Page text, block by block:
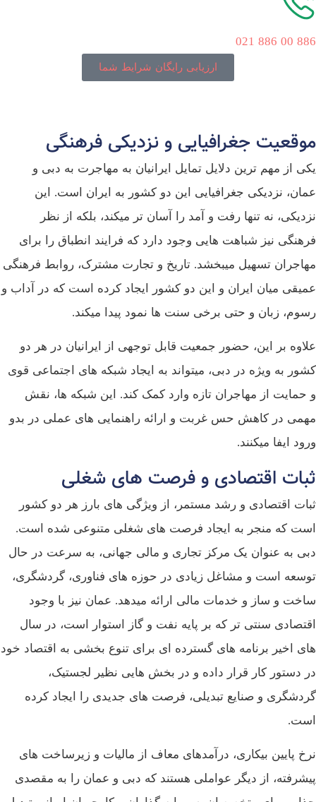
886 00 886 021
ارزیابی رایگان شرایط شما
موقعیت جغرافیایی و نزدیکی فرهنگی
یکی از مهم‌ ترین دلایل تمایل ایرانیان به مهاجرت به دبی و
عمان، نزدیکی جغرافیایی این دو کشور به ایران است. این
نزدیکی، نه تنها رفت‌ و آمد را آسان‌ تر میکند، بلکه از نظر
فرهنگی نیز شباهت‌ هایی وجود دارد که فرایند انطباق را برای
مهاجران تسهیل میبخشد. تاریخ و تجارت مشترک، روابط فرهنگی
عمیقی میان ایران و این دو کشور ایجاد کرده است که در آداب و
رسوم، زبان و حتی برخی سنت‌ ها نمود پیدا میکند.
علاوه بر این، حضور جمعیت قابل‌ توجهی از ایرانیان در هر دو
کشور به‌ ویژه در دبی، میتواند به ایجاد شبکه‌ های اجتماعی قوی
و حمایت از مهاجران تازه وارد کمک کند. این شبکه‌ ها، نقش
مهمی در کاهش حس غربت و ارائه راهنمایی‌ های عملی در بدو
ورود ایفا میکنند.
ثبات اقتصادی و فرصت‌ های شغلی
ثبات اقتصادی و رشد مستمر، از ویژگی‌ های بارز هر دو کشور
است که منجر به ایجاد فرصت‌ های شغلی متنوعی شده است.
دبی به‌ عنوان یک مرکز تجاری و مالی جهانی، به‌ سرعت در حال
توسعه است و مشاغل زیادی در حوزه‌ های فناوری، گردشگری،
ساخت‌ و ساز و خدمات مالی ارائه میدهد. عمان نیز با وجود
اقتصادی سنتی‌ تر که بر پایه نفت و گاز استوار است، در سال‌
های اخیر برنامه‌ های گسترده‌ ای برای تنوع‌ بخشی به اقتصاد خود
در دستور کار قرار داده و در بخش‌ هایی نظیر لجستیک،
گردشگری و صنایع تبدیلی، فرصت‌ های جدیدی را ایجاد کرده
است.
نرخ پایین بیکاری، درآمدهای معاف از مالیات و زیرساخت‌ های
پیشرفته، از دیگر عواملی هستند که دبی و عمان را به مقصدی